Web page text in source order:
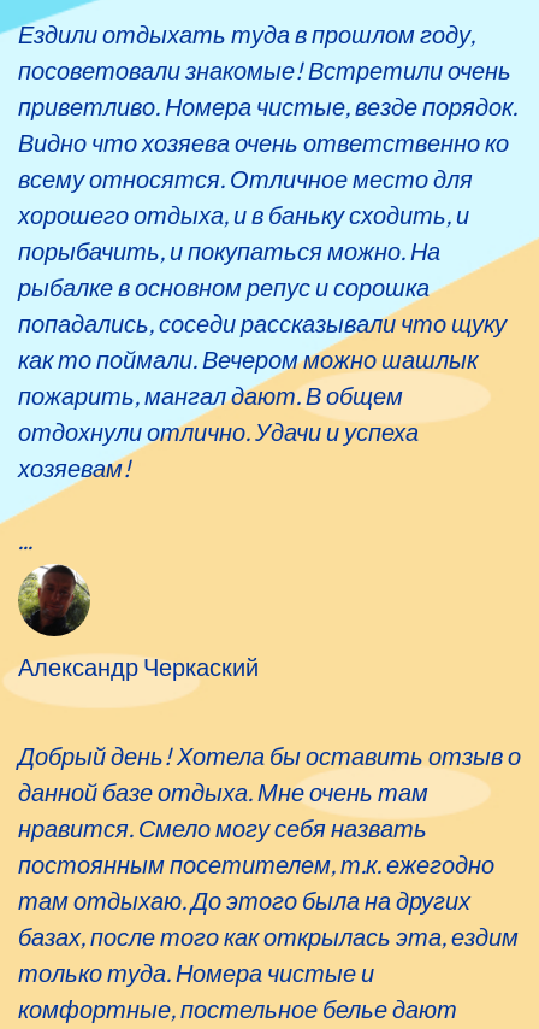
Ездили отдыхать туда в прошлом году,
посоветовали знакомые! Встретили очень
приветливо. Номера чистые, везде порядок.
Видно что хозяева очень ответственно ко
всему относятся. Отличное место для
хорошего отдыха, и в баньку сходить, и
порыбачить, и покупаться можно. На
рыбалке в основном репус и сорошка
попадались, соседи рассказывали что щуку
как то поймали. Вечером можно шашлык
пожарить, мангал дают. В общем
отдохнули отлично. Удачи и успеха
хозяевам!
...
Александр Черкаский
Добрый день! Хотела бы оставить отзыв о
данной базе отдыха. Мне очень там
нравится. Смело могу себя назвать
постоянным посетителем, т.к. ежегодно
там отдыхаю. До этого была на других
базах, после того как открылась эта, ездим
только туда. Номера чистые и
комфортные, постельное белье дают